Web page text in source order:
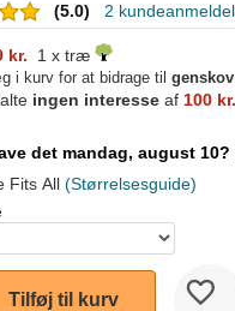
(5.0) 2
kr. 1 x træ
i kurv for at bidrage til genskov
ingen interesse af 100 kr.
det mandag, august 10?
Fits All (Størrelsesguide)
Tilføj til kurv